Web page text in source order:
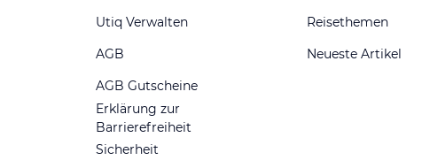
Utiq Verwalten
AGB
AGB Gutscheine
Erklärung zur
Barrierefreiheit
Sicherheit
Reisethemen
Neueste Artikel